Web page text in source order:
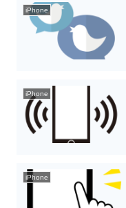
iPhone
iPhone
iPhone